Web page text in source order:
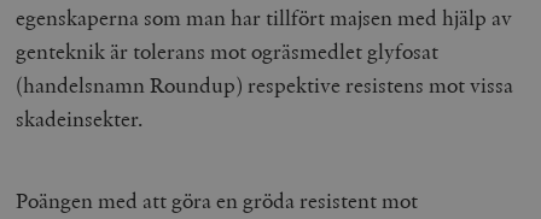
egenskaperna som man har tillfört majsen med hjälp av
genteknik är tolerans mot ogräsmedlet glyfosat
(handelsnamn Roundup) respektive resistens mot vissa
skadeinsekter.
Poängen med att göra en gröda resistent mot